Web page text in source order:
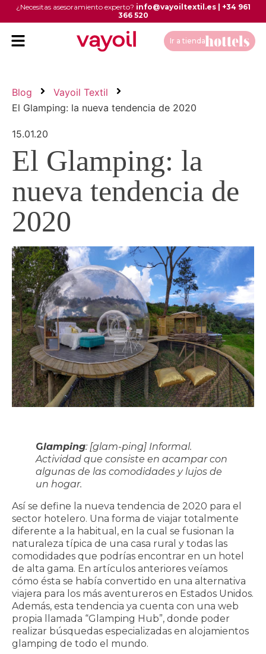
¿Necesitas asesoramiento experto? info@vayoiltextil.es| +34 961
366 520
Ir a tienda
Blog
Vayoil Textil
El Glamping: la nueva tendencia de 2020
15.01.20
El Glamping: la
nueva tendencia de
2020
Glamping: [glam-ping] Informal.
Actividad que consiste en acampar con
algunas de las comodidades y lujos de
un hogar.
Así se define la nueva tendencia de 2020 para el
sector hotelero. Una forma de viajar totalmente
diferente a la habitual, en la cual se fusionan la
naturaleza típica de una casa rural y todas las
comodidades que podrías encontrar en un hotel
de alta gama. En artículos anteriores veíamos
cómo ésta se había convertido en una alternativa
viajera para los más aventureros en Estados Unidos.
Además, esta tendencia ya cuenta con una web
propia llamada “Glamping Hub”, donde poder
realizar búsquedas especializadas en alojamientos
glamping de todo el mundo.